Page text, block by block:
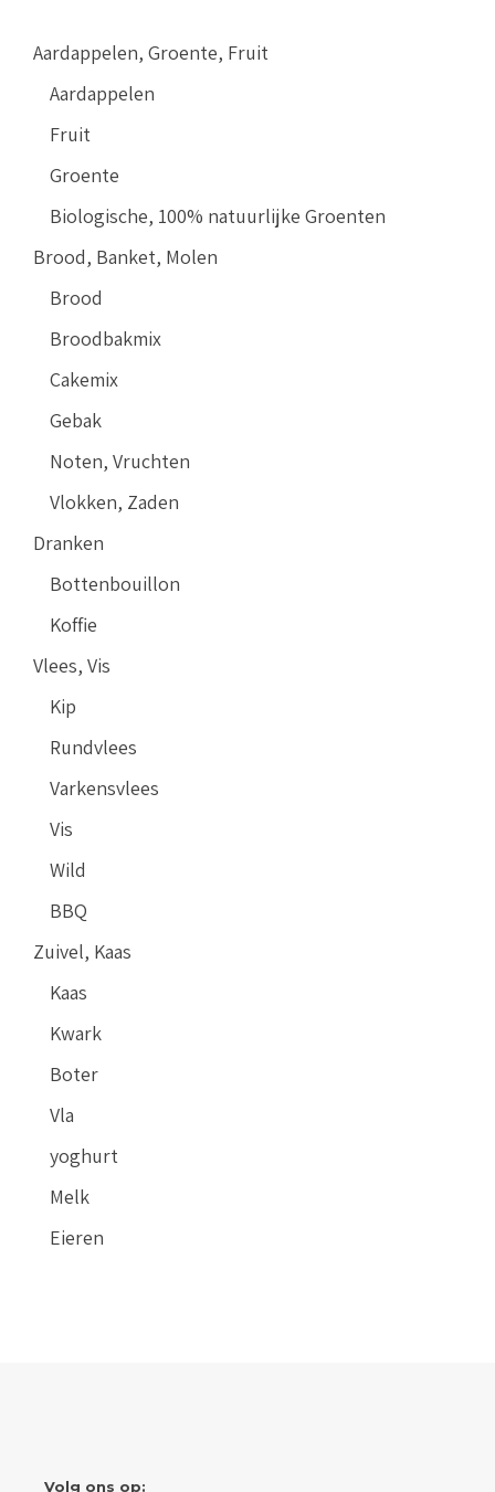
Aardappelen, Groente, Fruit
Aardappelen
Fruit
Groente
Biologische, 100% natuurlijke Groenten
Brood, Banket, Molen
Brood
Broodbakmix
Cakemix
Gebak
Noten, Vruchten
Vlokken, Zaden
Dranken
Bottenbouillon
Koffie
Vlees, Vis
Kip
Rundvlees
Varkensvlees
Vis
Wild
BBQ
Zuivel, Kaas
Kaas
Kwark
Boter
Vla
yoghurt
Melk
Eieren
Volg ons op: